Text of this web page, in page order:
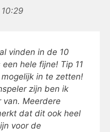
vinden in de 10
hele fijne! Tip 11
in te zetten!
zijn ben ik
van. Meerdere
dat dit ook heel
voor de